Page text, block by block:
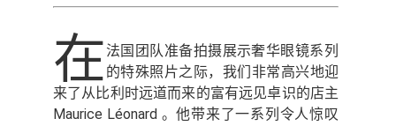
在 法国团队准备拍摄展示奢华眼镜系列
的特殊照片之际，我们非常高兴地迎
来了从比利时远道而来的富有远见卓识的店主
Maurice Léonard 。他带来了一系列令人惊叹